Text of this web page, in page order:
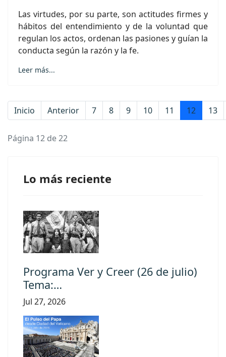
Las virtudes, por su parte, son actitudes firmes y
hábitos del entendimiento y de la voluntad que
regulan los actos, ordenan las pasiones y guían la
conducta según la razón y la fe.
Leer más...
Inicio Anterior 7 8 9 10 11 12 13
Página 12 de 22
Lo más reciente
Programa Ver y Creer (26 de julio)
Tema:…
Jul 27, 2026